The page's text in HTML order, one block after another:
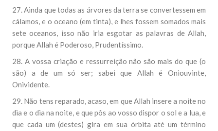
27. Ainda que todas as árvores da terra se convertessem em
cálamos, e o oceano (em tinta), e lhes fossem somados mais
sete oceanos, isso não iria esgotar as palavras de Allah,
porque Allah é Poderoso, Prudentíssimo.
28. A vossa criação e ressurreição não são mais do que (o
são) a de um só ser; sabei que Allah é Oniouvinte,
Onividente.
29. Não tens reparado, acaso, em que Allah insere a noite no
dia e o dia na noite, e que pôs ao vosso dispor o sol e a lua, e
que cada um (destes) gira em sua órbita até um término